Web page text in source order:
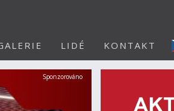
LIDÉ KONTAKT
Další
Sponzorováno